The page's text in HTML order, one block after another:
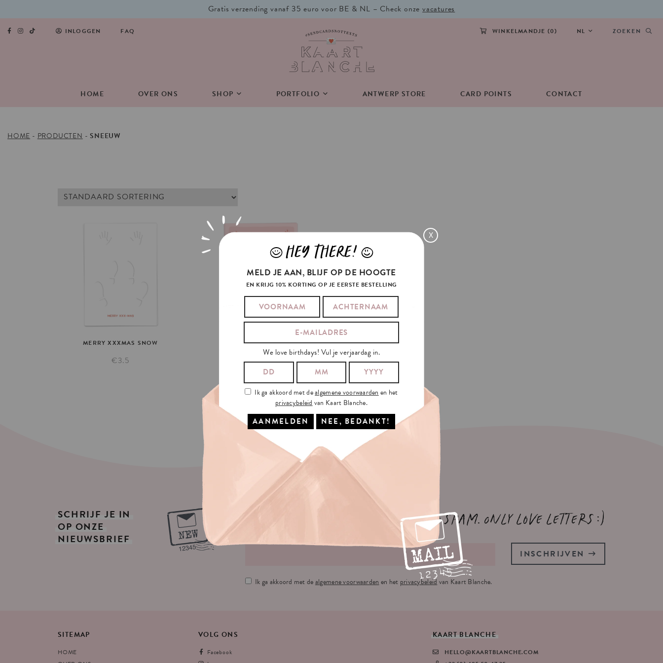
Gratis verzending vanaf 35 euro voor BE & NL – Check onzevacatures
INLOGGEN FAQ WINKELMANDJE (0) NL ZOEKEN
HOME OVER ONS SHOP PORTFOLIO ANTWERP STORE CARD POINTS CONTACT
HOME - PRODUCTEN -SNEEUW
MERRY XXXMAS SNOW
€3.5
LET IT SNOW
€3.5
SCHRIJF JE IN
OP ONZE
NIEUWSBRIEF
No spam. Only love letters :)
Ik ga akkoord met dealgemene voorwaarden en het privacybeleid van Kaart Blanche.
INSCHRIJVEN
SITEMAP
HOME
VOLG ONS
Facebook
KAART BLANCHE
HELLO@KAARTBLANCHE.COM
X
JHEY THERE! L
MELD JE AAN, BLIJF OP DE HOOGTE
EN KRIJG 10% KORTING OP JE EERSTE BESTELLING
We love birthdays! Vul je verjaardag in.
Ik ga akkoord met dealgemene voorwaarden en het
privacybeleid van Kaart Blanche.